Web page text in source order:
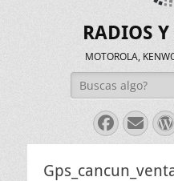
RADIOS Y
MOTOROLA,
Buscar: